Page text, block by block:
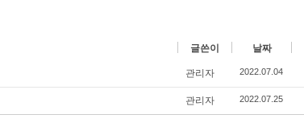
글쓴이 날짜
관리자 2022.07.04
관리자 2022.07.25